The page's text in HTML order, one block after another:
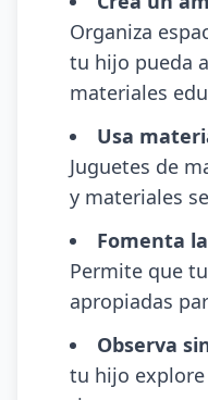
Organiza
tu hijo pueda
materiales
Usa
Juguetes de
y materiales
Fomenta
Permite que
apropiadas
Observa
tu hijo